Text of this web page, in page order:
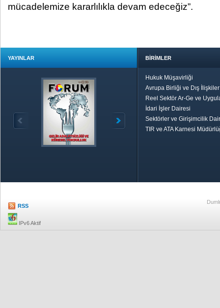
mücadelemize kararlılıkla devam edeceğiz”.
YAYINLAR BİRİMLER
Hukuk Müşavirliği
Avrupa Birliği ve Dış
Reel Sektör Ar-Ge ve
İdari İşler Dairesi
Sektörler ve Girişimcilik
TIR ve ATA Karnesi
RSS
IPv6 Aktif